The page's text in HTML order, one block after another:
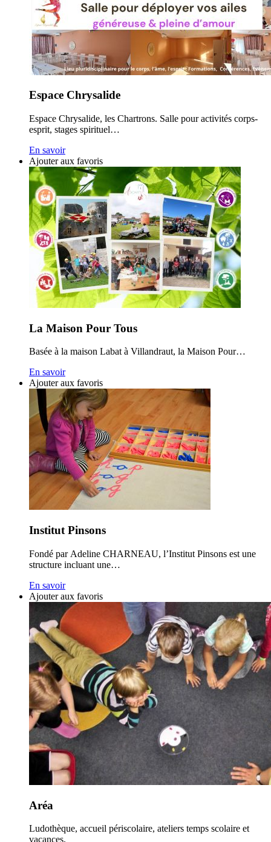
Espace Chrysalide
Espace Chrysalide, les Chartrons. Salle pour activités corps-
esprit, stages spirituel…
En savoir
Ajouter aux favoris
La Maison Pour Tous
Basée à la maison Labat à Villandraut, la Maison Pour…
En savoir
Ajouter aux favoris
Institut Pinsons
Fondé par Adeline CHARNEAU, l’Institut Pinsons est une
structure incluant une…
En savoir
Ajouter aux favoris
Aréa
Ludothèque, accueil périscolaire, ateliers temps scolaire et
vacances.